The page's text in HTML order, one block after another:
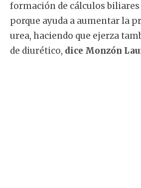
formación de cálculos
porque ayuda a aumentar la
urea, haciendo que ejerza
de diurético, dice Monzón